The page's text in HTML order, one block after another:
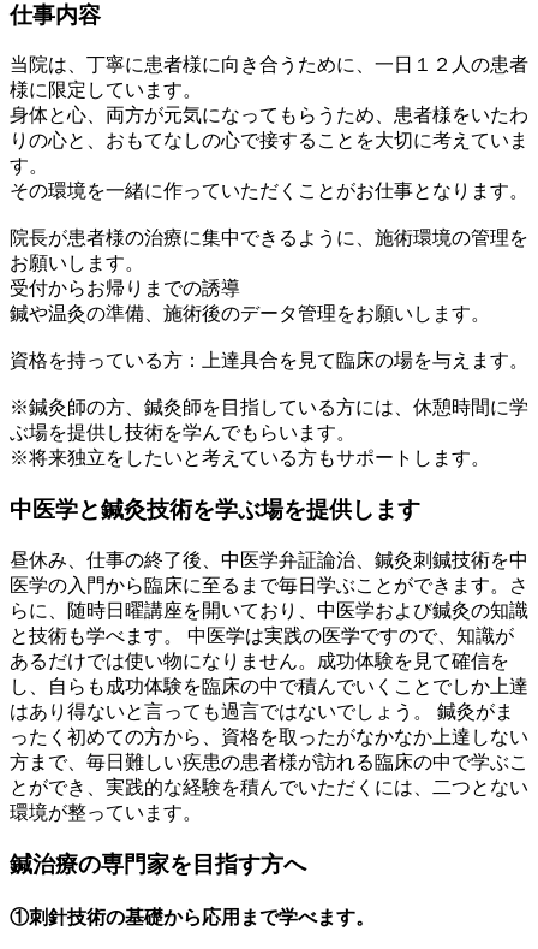
仕事内容
当院は、丁寧に患者様に向き合うために、一日１２人の患者
様に限定しています。
身体と心、両方が元気になってもらうため、患者様をいたわ
りの心と、おもてなしの心で接することを大切に考えていま
す。
その環境を一緒に作っていただくことがお仕事となります。
院長が患者様の治療に集中できるように、施術環境の管理を
お願いします。
受付からお帰りまでの誘導
鍼や温灸の準備、施術後のデータ管理をお願いします。
資格を持っている方：上達具合を見て臨床の場を与えます。
※鍼灸師の方、鍼灸師を目指している方には、休憩時間に学
ぶ場を提供し技術を学んでもらいます。
※将来独立をしたいと考えている方もサポートします。
中医学と鍼灸技術を学ぶ場を提供します
昼休み、仕事の終了後、中医学弁証論治、鍼灸刺鍼技術を中
医学の入門から臨床に至るまで毎日学ぶことができます。さ
らに、随時日曜講座を開いており、中医学および鍼灸の知識
と技術も学べます。 中医学は実践の医学ですので、知識が
あるだけでは使い物になりません。成功体験を見て確信を
し、自らも成功体験を臨床の中で積んでいくことでしか上達
はあり得ないと言っても過言ではないでしょう。 鍼灸がま
ったく初めての方から、資格を取ったがなかなか上達しない
方まで、毎日難しい疾患の患者様が訪れる臨床の中で学ぶこ
とができ、実践的な経験を積んでいただくには、二つとない
環境が整っています。
鍼治療の専門家を目指す方へ
①刺針技術の基礎から応用まで学べます。